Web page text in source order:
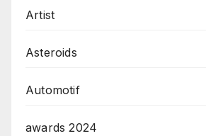
Artist
Asteroids
Automotif
awards 2024